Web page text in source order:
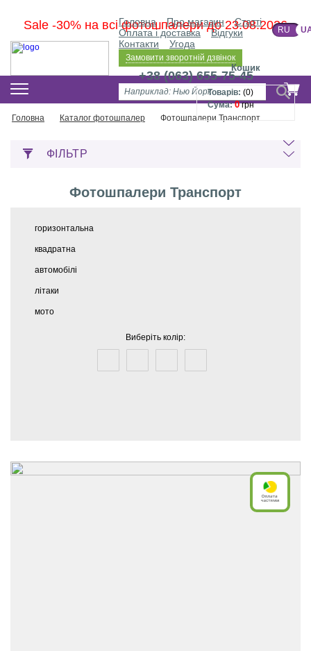
Sale -30% на всі фотошпалери до 23.08.2026
Головна Про магазин
Статті
Оплата і доставка
Відгуки
Контакти
Угода
RU
Замовити зворотній дзвінок
+38 (063) 655-75-45
Кошик
Товарів: (0)
Сума: 0грн
Головна
Каталог фотошпалер Фотошпалери Транспорт
ФІЛЬТР
Фотошпалери Транспорт
горизонтальна
квадратна
автомобілі
літаки
мото
Виберіть колір: